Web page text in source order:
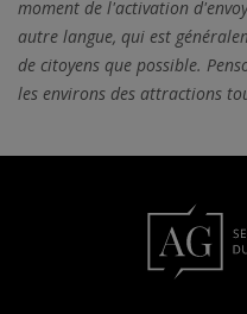
moment de l'activation
autre langue, qui est
de citoyens que possible.
les environs des attractions